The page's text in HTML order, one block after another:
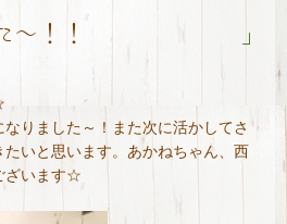
～！！ 」
りました～！また次に活かしてさ
いと思います。あかねちゃん、西
ざいます☆